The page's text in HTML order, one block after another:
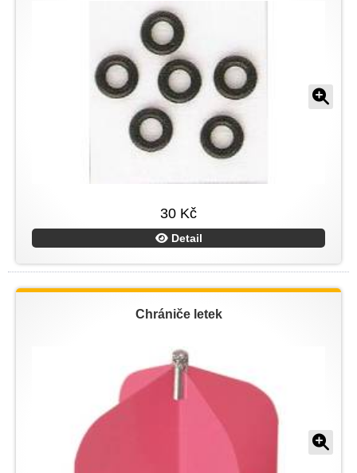
30 Kč
Detail
Chrániče letek